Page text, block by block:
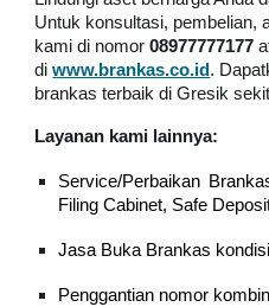
Untuk konsultasi, pembelian,
kami di nomor08977777177
diwww.brankas.co.id .
brankas terbaik diGresik
Layanan kami lainnya:
Service/Perbaikan
Filing Cabinet, Safe
Jasa Buka Brankas
Penggantian nomor